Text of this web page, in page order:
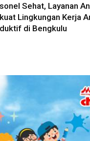
Sehat, Layanan
Lingkungan Kerja
di Bengkulu